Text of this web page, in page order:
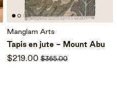
Manglam Arts
Tapis en jute - Mount Abu
$219.00 $365.00